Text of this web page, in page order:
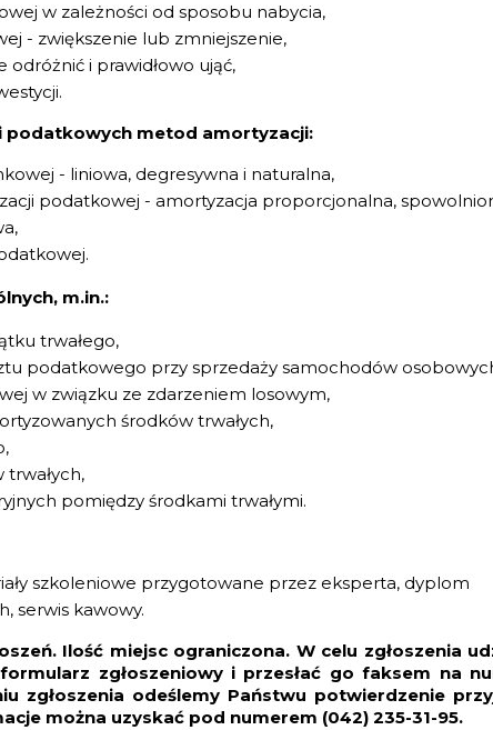
w zależności od sposobu nabycia,
- zwiększenie lub zmniejszenie,
i prawidłowo ująć,
podatkowych metod amortyzacji:
- liniowa, degresywna i naturalna,
podatkowej - amortyzacja proporcjonalna,
m.in.:
trwałego,
podatkowego przy sprzedaży samochodów
w związku ze zdarzeniem losowym,
środków trwałych,
pomiędzy środkami trwałymi.
szkoleniowe przygotowane przez eksperta, dyplom
serwis kawowy.
Ilość miejsc ograniczona. W celu zgłoszenia
zgłoszeniowy i przesłać go faksem na
zgłoszenia odeślemy Państwu potwierdzenie
można uzyskać pod numerem (042) 235-31-95.